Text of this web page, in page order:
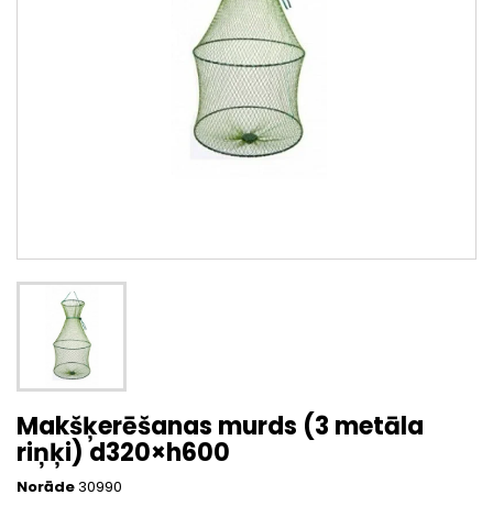
Makšķerēšanas murds (3 metāla
riņķi) d320×h600
Norāde30990